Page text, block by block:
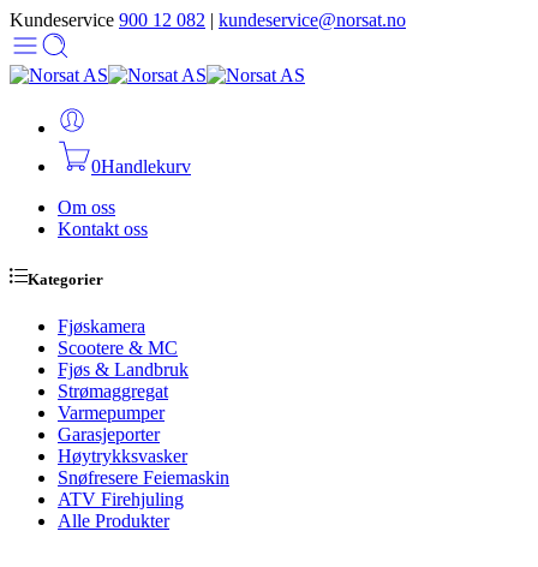
Kundeservice 900 12 082 | kundeservice@norsat.no
0Handlekurv
Om oss
Kontakt oss
Kategorier
Fjøskamera
Scootere & MC
Fjøs & Landbruk
Strømaggregat
Varmepumper
Garasjeporter
Høytrykksvasker
Snøfresere Feiemaskin
ATV Firehjuling
Alle Produkter